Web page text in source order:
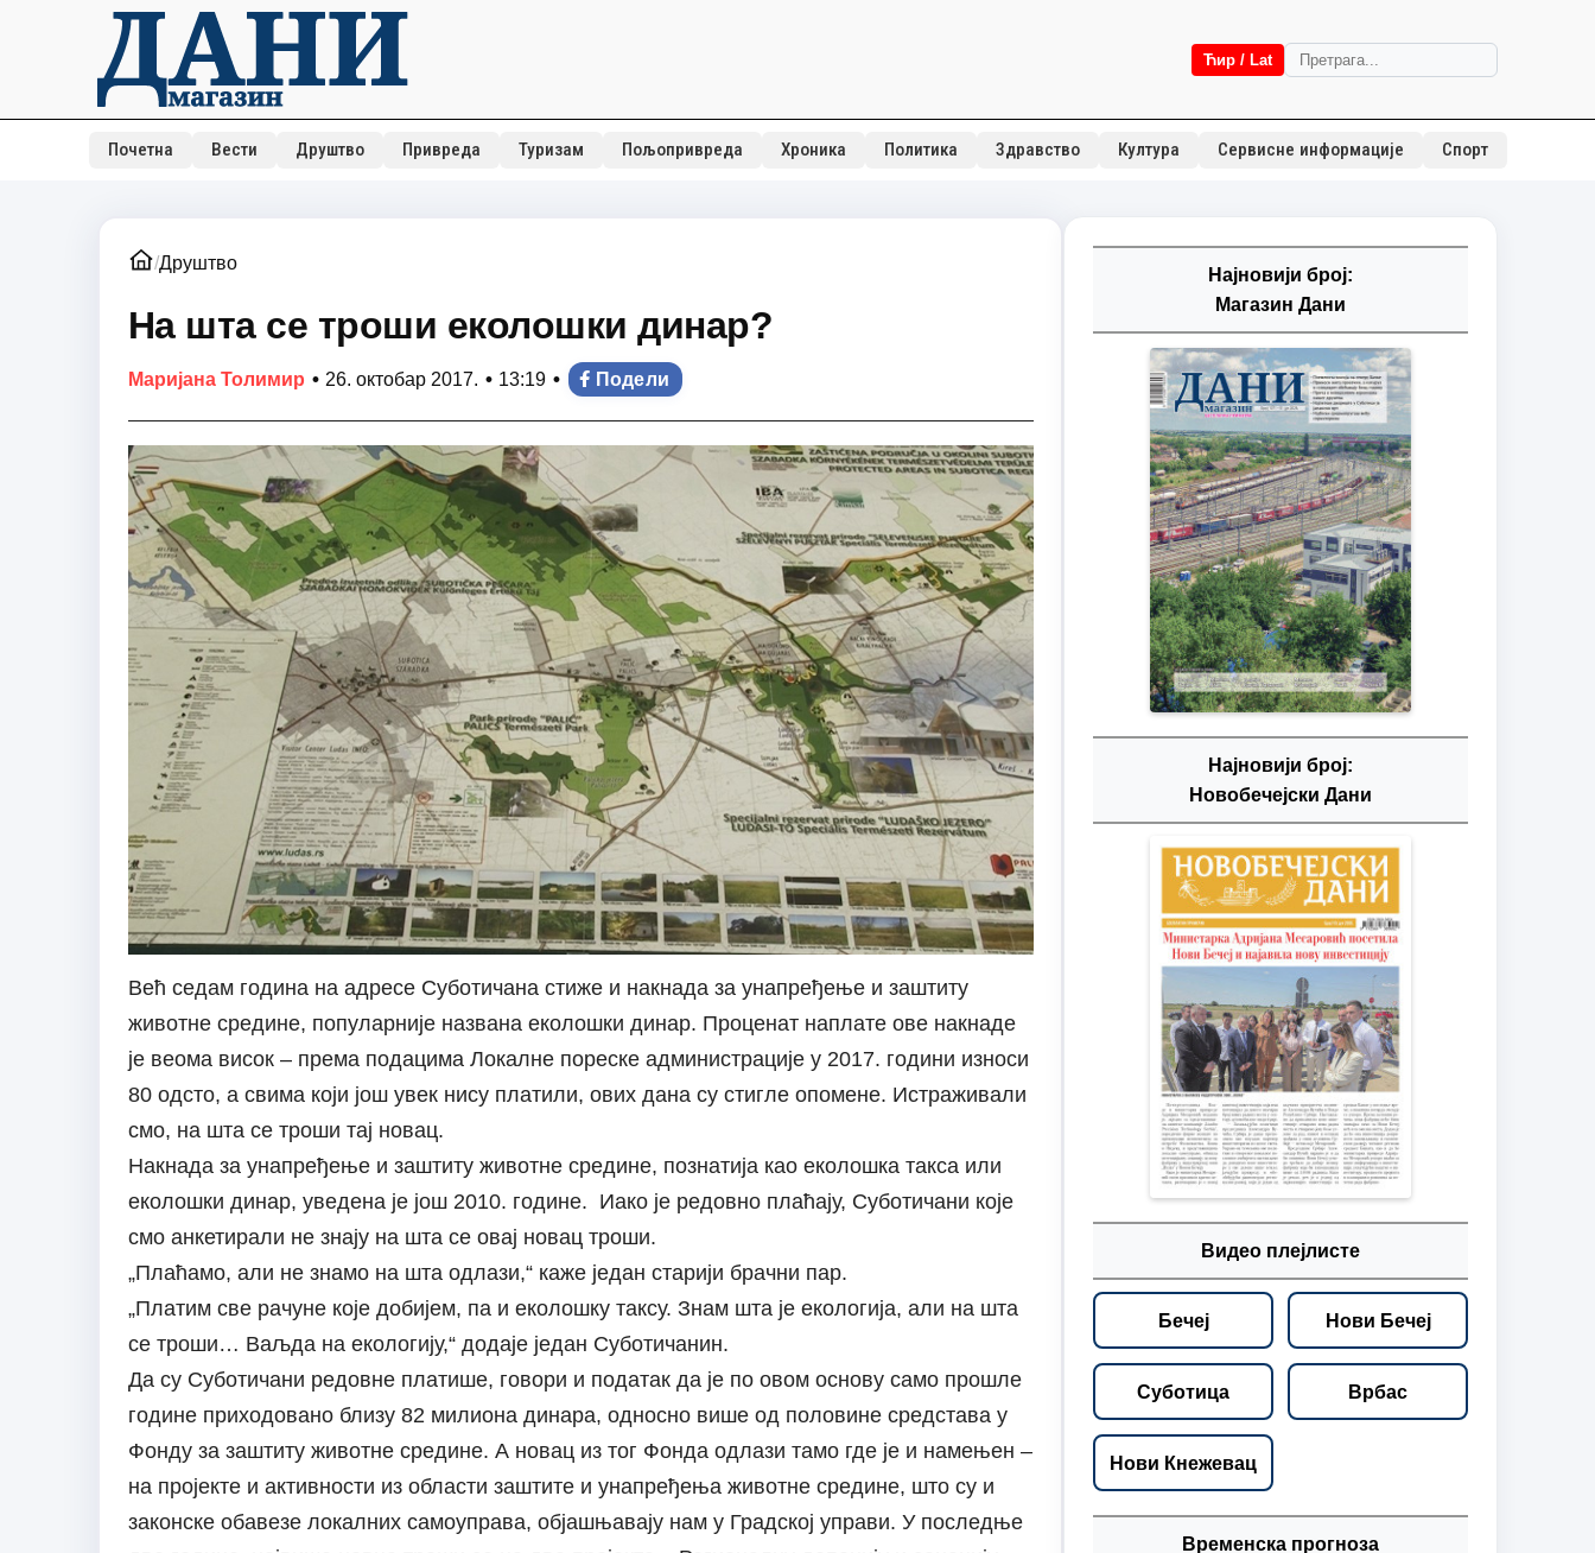
Ћир / Lat
Почетна Вести Друштво Привреда Туризам Пољопривреда Хроника Политика Здравство Култура Сервисне информације Спорт
/Друштво
На шта се троши еколошки динар?
Маријана Толимир • 26. октобар 2017. • 13:19 • Подели
Већ седам година на адресе Суботичана стиже и накнада за унапређење и заштиту
животне средине, популарније названа еколошки динар. Проценат наплате ове накнаде
је веома висок – према подацима Локалне пореске администрације у 2017. години износи
80 одсто, а свима који још увек нису платили, ових дана су стигле опомене. Истраживали
смо, на шта се троши тај новац.
Накнада за унапређење и заштиту животне средине, познатија као еколошка такса или
еколошки динар, уведена је још 2010. године. Иако је редовно плаћају, Суботичани које
смо анкетирали не знају на шта се овај новац троши.
„Плаћамо, али не знамо на шта одлази,“ каже један старији брачни пар.
„Платим све рачуне које добијем, па и еколошку таксу. Знам шта је екологија, али на шта
се троши… Ваљда на екологију,“ додаје један Суботичанин.
Да су Суботичани редовне платише, говори и податак да је по овом основу само прошле
године приходовано близу 82 милиона динара, односно више од половине средстава у
Фонду за заштиту животне средине. А новац из тог Фонда одлази тамо где је и намењен –
на пројекте и активности из области заштите и унапређења животне средине, што су и
законске обавезе локалних самоуправа, објашњавају нам у Градској управи. У последње
Најновији број:
Магазин Дани
Најновији број:
Новобечејски Дани
Видео плејлисте
Бечеј Нови Бечеј
Суботица Врбас
Нови Кнежевац
Временска прогноза